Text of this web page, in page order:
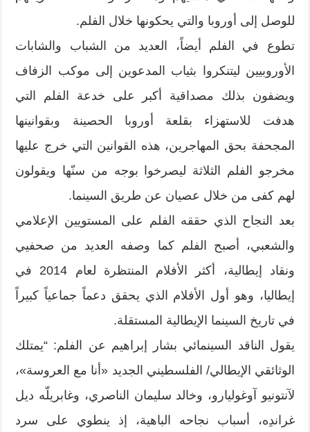
للوصل إلى أوروبا والتي يحكونها خلال الفلم.
تطوع في الفلم أيضاً، العديد من الشباب والشابات
الأوروبيين ليتنكروا بثياب المدعوين إلى موكب الزفاف
ويضفون بذلك مصداقية أكبر على خدعة الفلم التي
هدفت للاستهزاء بقلعة أوروبا الحصينة وبقوانينها
المجحفة بحق المهاجرين، هذه القوانين التي خرج عليها
مخرجو الفلم الثلاثة ليصرخوا بوجه من سنّها ويقولون
لهم كفى من خلال عصيان عن طريق السينما.
بعد النجاح الذي حققه الفلم على المستويين الإعلامي
والشعبي، أصبح الفلم كما وصفه العديد من صحفيي
ونقاد إيطالية، أكثر الأفلام المنتظرة لعام 2014 في
إيطاليا، وهو أول الأفلام الذي يحقق دعماً جماعياً كبيراً
في تاريخ السينما الإيطالية المستقلة.
يقول الناقد السينمائي بشار إبراهيم عن الفلم: “يمتلك
الوثائقي الإيطالي/ الفلسطيني الجديد «أنا مع العروسة»،
لآنتونيو آوغوليارو، وخالد سليمان الناصري، وغابريلّه ديل
غراندِه، أسباب نجاحه الباهية، إذ ينطوي على سرد